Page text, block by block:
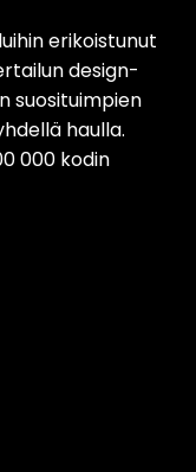
erikoistunut
design-
suosituimpien
haulla.
000 kodin